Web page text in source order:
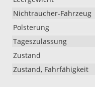
Nichtraucher-Fahrzeug
Polsterung
Tageszulassung
Zustand
Zustand, Fahrfähigkeit